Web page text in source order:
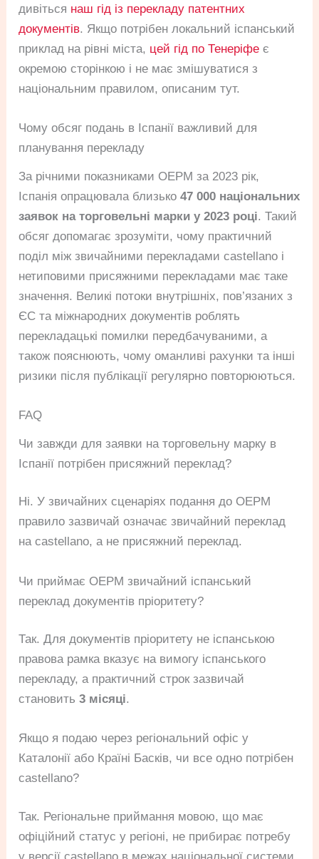
дивіться наш гід із перекладу патентних
документів. Якщо потрібен локальний іспанський
приклад на рівні міста, цей гід по Тенеріфе є
окремою сторінкою і не має змішуватися з
національним правилом, описаним тут.
Чому обсяг подань в Іспанії важливий для
планування перекладу
За річними показниками OEPM за 2023 рік,
Іспанія опрацювала близько47 000 національних
заявок на торговельні марки у 2023 році. Такий
обсяг допомагає зрозуміти, чому практичний
поділ між звичайними перекладами castellano і
нетиповими присяжними перекладами має таке
значення. Великі потоки внутрішніх, пов’язаних з
ЄС та міжнародних документів роблять
перекладацькі помилки передбачуваними, а
також пояснюють, чому оманливі рахунки та інші
ризики після публікації регулярно повторюються.
FAQ
Чи завжди для заявки на торговельну марку в
Іспанії потрібен присяжний переклад?
Ні. У звичайних сценаріях подання до OEPM
правило зазвичай означає звичайний переклад
на castellano, а не присяжний переклад.
Чи приймає OEPM звичайний іспанський
переклад документів пріоритету?
Так. Для документів пріоритету не іспанською
правова рамка вказує на вимогу іспанського
перекладу, а практичний строк зазвичай
становить3 місяці.
Якщо я подаю через регіональний офіс у
Каталонії або Країні Басків, чи все одно потрібен
castellano?
Так. Регіональне приймання мовою, що має
офіційний статус у регіоні, не прибирає потребу